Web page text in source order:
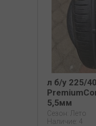
л б/у 225/
5,5мм
Сезон: Лето
Наличие: 4